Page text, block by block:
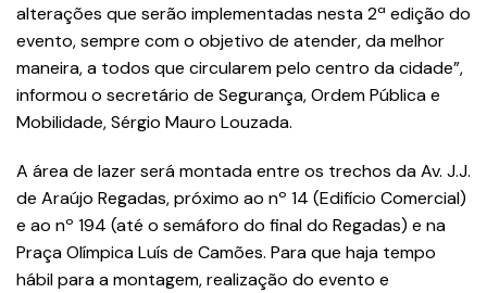
alterações que serão implementadas nesta 2ª edição do
evento, sempre com o objetivo de atender, da melhor
maneira, a todos que circularem pelo centro da cidade”,
informou o secretário de Segurança, Ordem Pública e
Mobilidade, Sérgio Mauro Louzada.
A área de lazer será montada entre os trechos da Av. J.J.
de Araújo Regadas, próximo ao nº 14 (Edifício Comercial)
e ao nº 194 (até o semáforo do final do Regadas) e na
Praça Olímpica Luís de Camões. Para que haja tempo
hábil para a montagem, realização do evento e